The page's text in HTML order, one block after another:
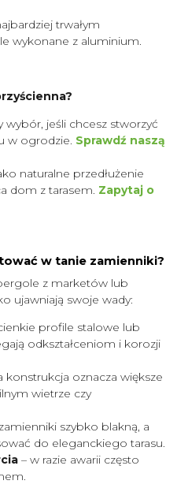
trwałym
wykonane z aluminium.
wybór, jeśli chcesz stworzyć
w ogrodzie. Sprawdź naszą
naturalne przedłużenie
dom z tarasem. Zapytaj o
w tanie zamienniki?
z marketów lub
ujawniają swoje wady:
profile stalowe lub
odkształceniom i korozji
konstrukcja oznacza większe
wietrze czy
szybko blakną, a
do eleganckiego tarasu.
– w razie awarii często